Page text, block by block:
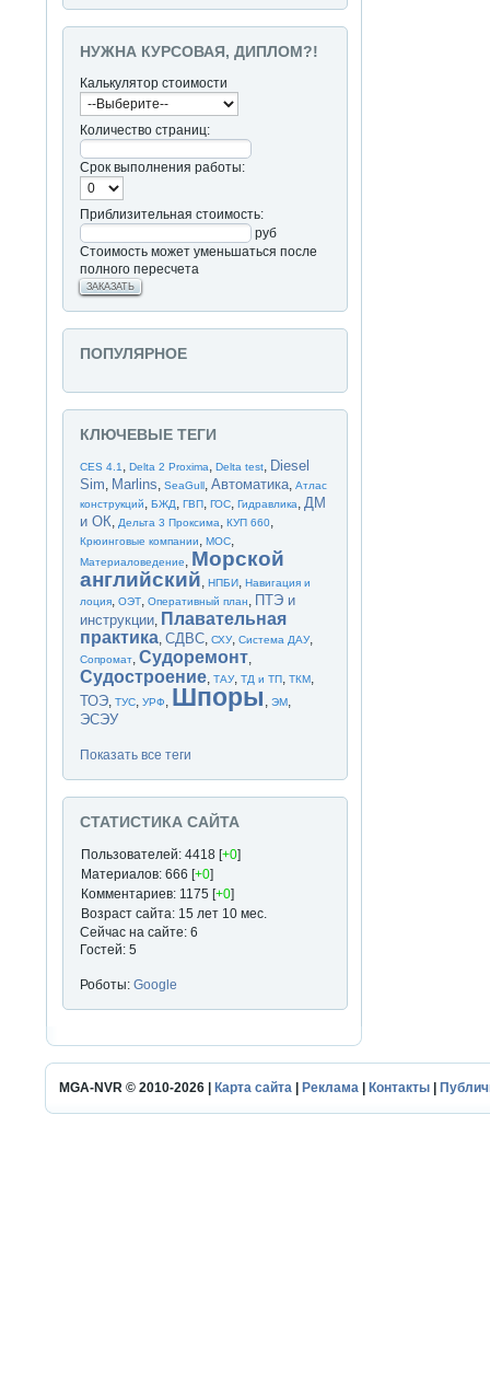
НУЖНА КУРСОВАЯ, ДИПЛОМ?!
Калькулятор стоимости
Количество страниц:
Срок выполнения работы:
Приблизительная стоимость:
руб
Стоимость может уменьшаться после
полного пересчета
ЗАКАЗАТЬ
ПОПУЛЯРНОЕ
КЛЮЧЕВЫЕ ТЕГИ
CES 4.1 ,Delta 2 Proxima,Delta test, Diesel
Sim, Marlins,SeaGull,Автоматика,Атлас
конструкций,БЖД,ГВП,ГОС,Гидравлика,ДМ
и ОК,Дельта 3 Проксима,КУП 660,
Крюинговые компании,МОС,
Материаловедение, Морской
английский,НПБИ,Навигация и
лоция,ОЭТ,Оперативный план, ПТЭ и
инструкции, Плавательная
практика,СДВС,СХУ,Система ДАУ,
Сопромат,Судоремонт,
Судостроение,ТАУ,ТД и ТП,ТКМ,
ТОЭ,ТУС,УРФ, Шпоры ,ЭМ,
ЭСЭУ
Показать все теги
СТАТИСТИКА САЙТА
Пользователей: 4418 [+0]
Материалов: 666 [+0]
Комментариев: 1175 [+0]
Возраст сайта: 15 лет 10 мес.
Сейчас на сайте: 6
Гостей: 5
Роботы:Google
MGA-NVR © 2010-2026 | Карта сайта Реклама Контакты